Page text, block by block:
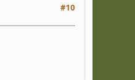
#10